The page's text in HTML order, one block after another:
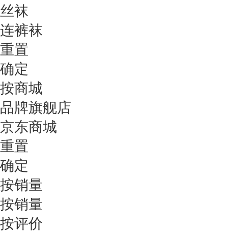
丝袜
连裤袜
重置
确定
按商城
品牌旗舰店
京东商城
重置
确定
按销量
按销量
按评价